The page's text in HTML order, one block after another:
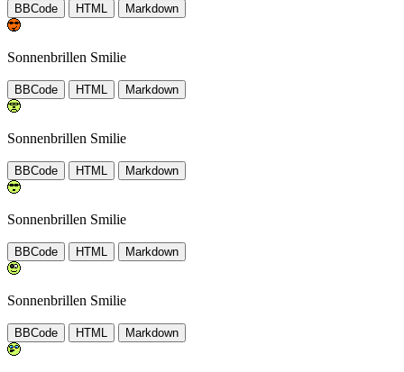
BBCode HTML Markdown
Sonnenbrillen Smilie
BBCode HTML Markdown
Sonnenbrillen Smilie
BBCode HTML Markdown
Sonnenbrillen Smilie
BBCode HTML Markdown
Sonnenbrillen Smilie
BBCode HTML Markdown